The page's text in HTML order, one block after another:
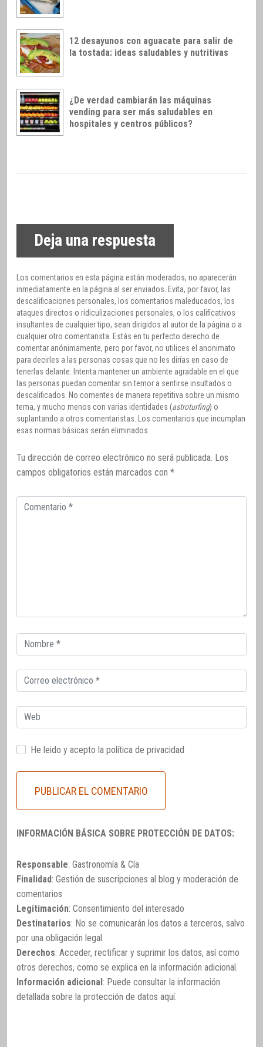
12 desayunos con aguacate para salir de
la tostada: ideas saludables y nutritivas
¿De verdad cambiarán las máquinas
vending para ser más saludables en
hospitales y centros públicos?
Deja una respuesta
Los comentarios en esta página están moderados, no aparecerán
inmediatamente en la página al ser enviados. Evita, por favor, las
descalificaciones personales, los comentarios maleducados, los
ataques directos o ridiculizaciones personales, o los calificativos
insultantes de cualquier tipo, sean dirigidos al autor de la página o a
cualquier otro comentarista. Estás en tu perfecto derecho de
comentar anónimamente, pero por favor, no utilices el anonimato
para decirles a las personas cosas que no les dirías en caso de
tenerlas delante. Intenta mantener un ambiente agradable en el que
las personas puedan comentar sin temor a sentirse insultados o
descalificados. No comentes de manera repetitiva sobre un mismo
tema, y mucho menos con varias identidades (astroturfing) o
suplantando a otros comentaristas. Los comentarios que incumplan
esas normas básicas serán eliminados.
Tu dirección de correo electrónico no será publicada. Los
campos obligatorios están marcados con *
Comentario
Correo
electrónico
Correo
electrónico
Web
He leido y acepto la política de privacidad
INFORMACIÓN BÁSICA SOBRE PROTECCIÓN DE DATOS:
Responsable: Gastronomía & Cía
Finalidad: Gestión de suscripciones al blog y moderación de
comentarios
Legitimación: Consentimiento del interesado
Destinatarios: No se comunicarán los datos a terceros, salvo
por una obligación legal.
Derechos: Acceder, rectificar y suprimir los datos, así como
otros derechos, como se explica en la información adicional.
Información adicional: Puede consultar la información
detallada sobre la protección de datos aquí.